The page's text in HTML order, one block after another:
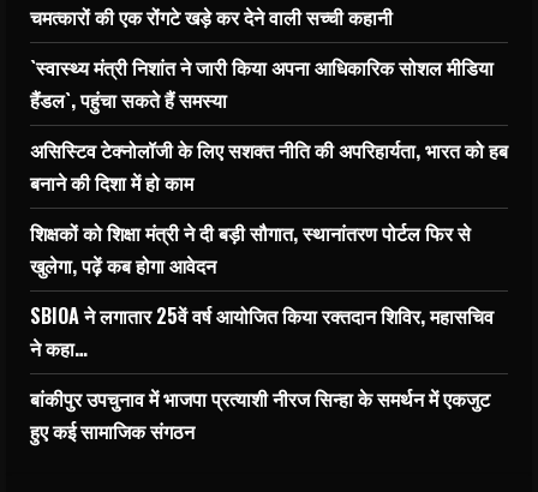
चमत्कारों की एक रोंगटे खड़े कर देने वाली सच्ची कहानी
`स्वास्थ्य मंत्री निशांत ने जारी किया अपना आधिकारिक सोशल मीडिया
हैंडल`, पहुंचा सकते हैं समस्या
असिस्टिव टेक्नोलॉजी के लिए सशक्त नीति की अपरिहार्यता, भारत को हब
बनाने की दिशा में हो काम
शिक्षकों को शिक्षा मंत्री ने दी बड़ी सौगात, स्थानांतरण पोर्टल फिर से
खुलेगा, पढ़ें कब होगा आवेदन
SBIOA ने लगातार 25वें वर्ष आयोजित किया रक्तदान शिविर, महासचिव
ने कहा…
बांकीपुर उपचुनाव में भाजपा प्रत्याशी नीरज सिन्हा के समर्थन में एकजुट
हुए कई सामाजिक संगठन